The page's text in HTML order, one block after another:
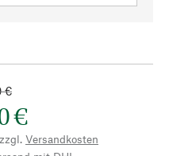
€
€
Versandkosten